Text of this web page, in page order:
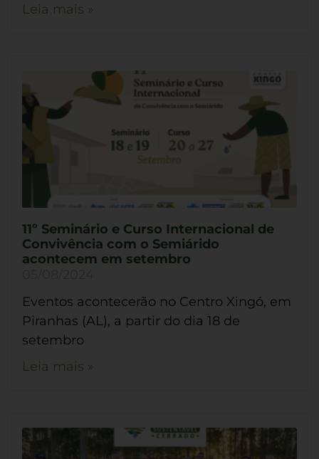
Leia mais »
11º Seminário e Curso Internacional de
Convivência com o Semiárido
acontecem em setembro
Eventos acontecerão no Centro Xingó, em
Piranhas (AL), a partir do dia 18 de
setembro
Leia mais »